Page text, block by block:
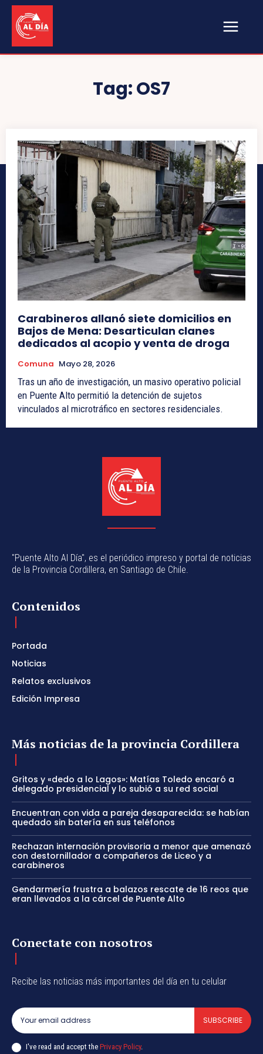
Tag:OS7
Carabineros allanó siete domicilios en
Bajos de Mena: Desarticulan clanes
dedicados al acopio y venta de droga
Comuna Mayo 28, 2026
Tras un año de investigación, un masivo operativo policial
en Puente Alto permitió la detención de sujetos
vinculados al microtráfico en sectores residenciales.
"Puente Alto Al Día", es el periódico impreso y portal de noticias
de la Provincia Cordillera, en Santiago de Chile.
Contenidos
Portada
Noticias
Relatos exclusivos
Edición Impresa
Más noticias de la provincia Cordillera
Gritos y «dedo a lo Lagos»: Matías Toledo encaró a
delegado presidencial y lo subió a su red social
Encuentran con vida a pareja desaparecida: se habían
quedado sin batería en sus teléfonos
Rechazan internación provisoria a menor que amenazó
con destornillador a compañeros de Liceo y a
carabineros
Gendarmería frustra a balazos rescate de 16 reos que
eran llevados a la cárcel de Puente Alto
Conectate con nosotros
Recibe las noticias más importantes del día en tu celular
SUBSCRIBE
I've read and accept the Privacy Policy.